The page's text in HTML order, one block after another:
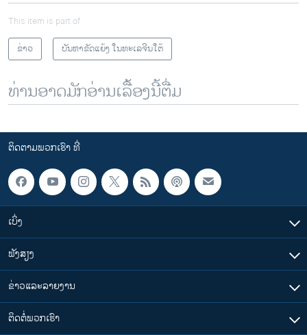
This item is part of
ຂ່າວ
ບັນຫາຂັດແຍ້ງ ໃນທະເລຈີນໃຕ້
ທ່ານອາດມັກອ່ານເລື້ອງນີ້ຕື່ມ
ຕິດຕາມພວກເຮົາ ທີ່
ເບິ່ງ
ຟັງສຽງ
ຂ່າວແລະລາຍງານ
ຕິດຕໍ່ພວກເຮົາ